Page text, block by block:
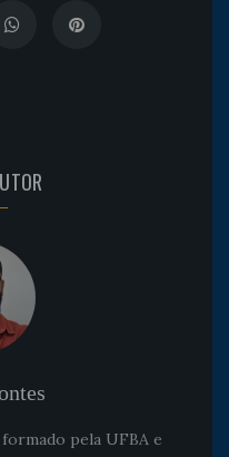
pela UFBA e